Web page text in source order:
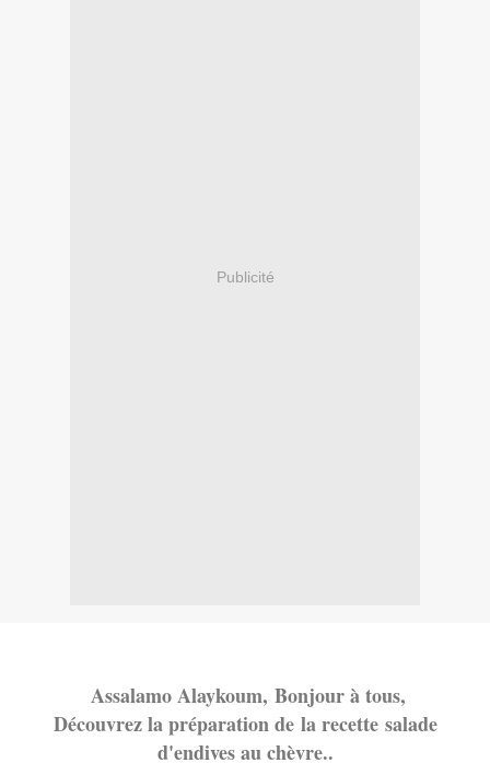
Publicité
Assalamo Alaykoum, Bonjour à tous,
Découvrez la préparation de la recette salade
d'endives au chèvre..